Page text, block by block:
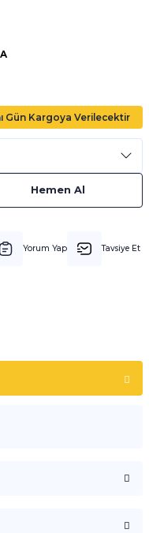
Gün Kargoya Verilecektir
Hemen Al
Yorum Yap Tavsiye Et